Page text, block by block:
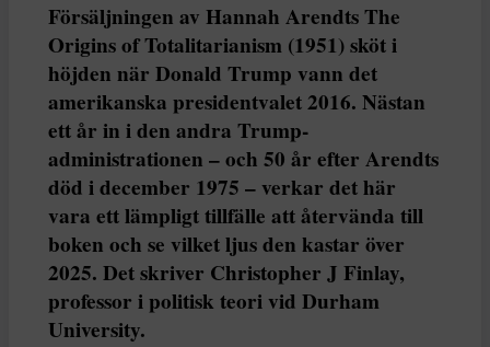
Försäljningen av Hannah Arendts The
Origins of Totalitarianism (1951) sköt i
höjden när Donald Trump vann det
amerikanska presidentvalet 2016. Nästan
ett år in i den andra Trump-
administrationen – och 50 år efter Arendts
död i december 1975 – verkar det här
vara ett lämpligt tillfälle att återvända till
boken och se vilket ljus den kastar över
2025. Det skriver Christopher J Finlay,
professor i politisk teori vid Durham
University.